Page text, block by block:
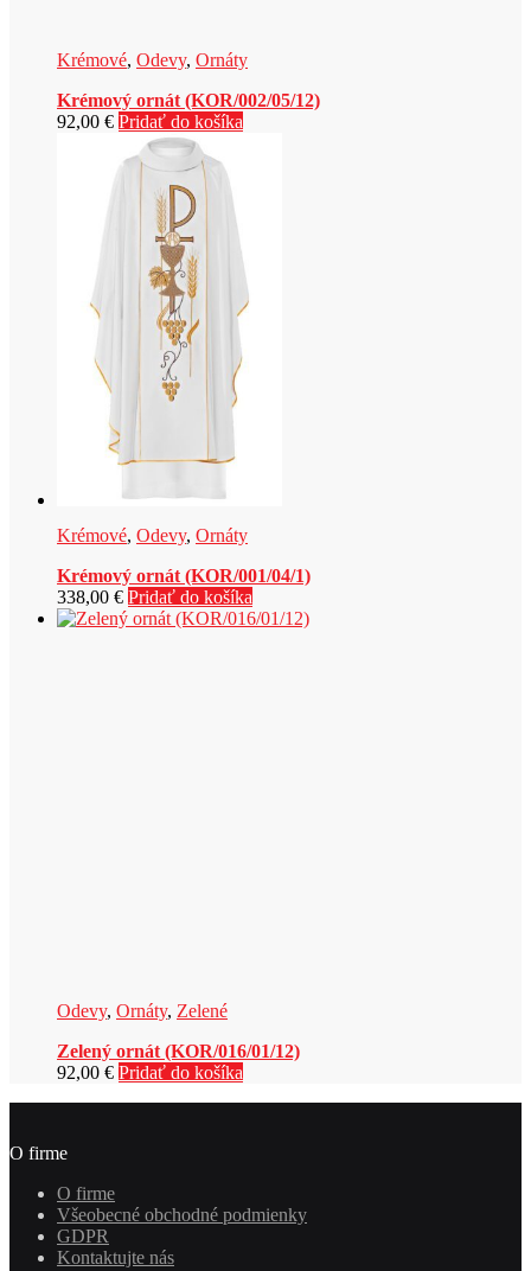
Krémové, Odevy, Ornáty
Krémový ornát (KOR/002/05/12)
92,00 € Pridať do košíka
Krémové, Odevy, Ornáty
Krémový ornát (KOR/001/04/1)
338,00 € Pridať do košíka
Odevy, Ornáty, Zelené
Zelený ornát (KOR/016/01/12)
92,00 € Pridať do košíka
O firme
O firme
Všeobecné obchodné podmienky
GDPR
Kontaktujte nás